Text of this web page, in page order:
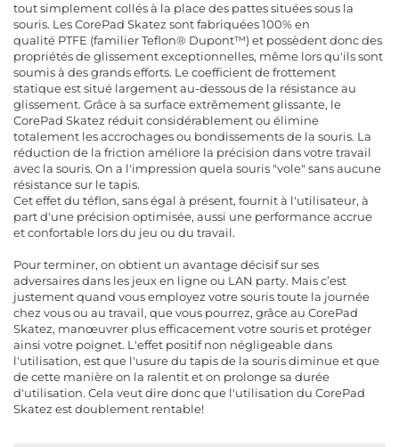
tout simplement collés à la place des pattes situées sous la
souris. Les CorePad Skatez sont fabriquées 100% en
qualité PTFE (familier Teflon® Dupont™) et possèdent donc des
propriétés de glissement exceptionnelles, même lors qu'ils sont
soumis à des grands efforts. Le coefficient de frottement
statique est situé largement au-dessous de la résistance au
glissement. Grâce à sa surface extrêmement glissante, le
CorePad Skatez réduit considérablement ou élimine
totalement les accrochages ou bondissements de la souris. La
réduction de la friction améliore la précision dans votre travail
avec la souris. On a l'impression quela souris "vole" sans aucune
résistance sur le tapis.
Cet effet du téflon, sans égal à présent, fournit à l'utilisateur, à
part d'une précision optimisée, aussi une performance accrue
et confortable lors du jeu ou du travail.
Pour terminer, on obtient un avantage décisif sur ses
adversaires dans les jeux en ligne ou LAN party. Mais c’est
justement quand vous employez votre souris toute la journée
chez vous ou au travail, que vous pourrez, grâce au CorePad
Skatez, manœuvrer plus efficacement votre souris et protéger
ainsi votre poignet. L'effet positif non négligeable dans
l'utilisation, est que l'usure du tapis de la souris diminue et que
de cette manière on la ralentit et on prolonge sa durée
d'utilisation. Cela veut dire donc que l'utilisation du CorePad
Skatez est doublement rentable!